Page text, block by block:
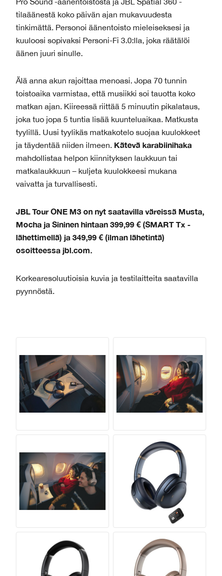
tilaäänestä koko päivän ajan mukavuudesta
tinkimättä. Personoi äänentoisto mieleiseksesi ja
kuuloosi sopivaksi Personi-Fi 3.0:lla, joka räätälöi
äänen juuri sinulle.
Älä anna akun rajoittaa menoasi. Jopa 70 tunnin
toistoaika varmistaa, että musiikki soi tauotta koko
matkan ajan. Kiireessä riittää 5 minuutin pikalataus,
joka tuo jopa 5 tuntia lisää kuunteluaikaa. Matkusta
tyylillä. Uusi tyylikäs matkakotelo suojaa kuulokkeet
ja täydentää niiden ilmeen. Kätevä karabiinihaka
mahdollistaa helpon kiinnityksen laukkuun tai
matkalaukkuun – kuljeta kuulokkeesi mukana
vaivatta ja turvallisesti.
JBL Tour ONE M3 on nyt saatavilla väreissä Musta,
Mocha ja Sininen hintaan 399,99 € (SMART Tx -
lähettimellä) ja 349,99 € (ilman lähetintä)
osoitteessa jbl.com.
Korkearesoluutioisia kuvia ja testilaitteita saatavilla
pyynnöstä.